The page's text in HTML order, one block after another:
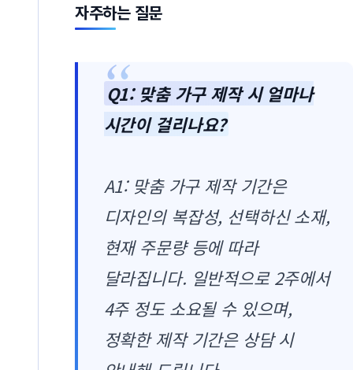
자주하는 질문
Q1: 맞춤 가구 제작 시 얼마나
시간이 걸리나요?
A1: 맞춤 가구 제작 기간은
디자인의 복잡성, 선택하신 소재,
현재 주문량 등에 따라
달라집니다. 일반적으로 2주에서
4주 정도 소요될 수 있으며,
정확한 제작 기간은 상담 시